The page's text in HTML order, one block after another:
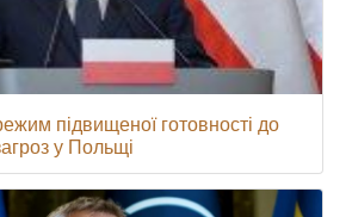
підвищеної готовності до
у Польщі